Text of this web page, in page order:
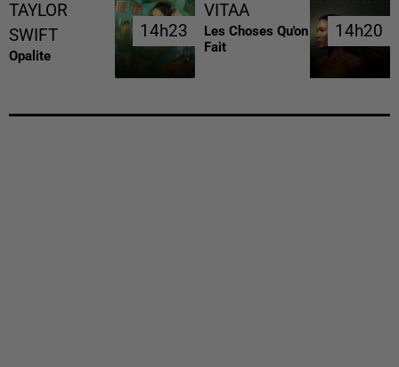
TAYLOR
SWIFT
Opalite
14h23
14h23
VITAA
Les Choses Qu'on
Fait
14h20
14h20